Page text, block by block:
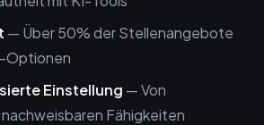
— Über 50% der Stellenangebote
Optionen
Einstellung — Von
Fähigkeiten